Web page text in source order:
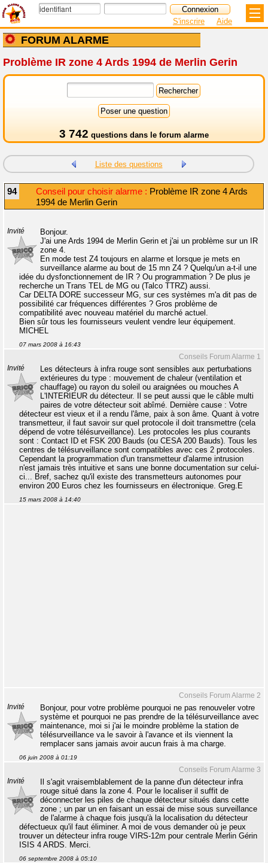
FORUM ALARME
S'inscrire Aide
Problème IR zone 4 Ards 1994 de Merlin Gerin
3 742 questions dans le forum alarme
Liste des questions
94 Conseil pour choisir alarme : Problème IR zone 4 Ards
1994 de Merlin Gerin
Invité
Bonjour.
J'ai une Ards 1994 de Merlin Gerin et j'ai un problème sur un IR
zone 4.
En mode test Z4 toujours en alarme et lorsque je mets en
surveillance alarme au bout de 15 mn Z4 ? Quelqu'un a-t-il une
idée du dysfonctionnement de IR ? Ou programmation ? De plus je
recherche un Trans TEL de MG ou (Talco TTRZ) aussi.
Car DELTA DORE successeur MG, sur ces systèmes m'a dit pas de
possibilité car fréquences différentes ? Gros problème de
compatibilité avec nouveau matériel du marché actuel.
Bien sûr tous les fournisseurs veulent vendre leur équipement.
MICHEL
07 mars 2008 à 16:43
Conseils Forum Alarme 1
Invité
Les détecteurs à infra rouge sont sensibles aux perturbations
extérieures du type : mouvement de chaleur (ventilation et
chauffage) ou rayon du soleil ou araignées ou mouches A
L'INTERIEUR du détecteur. Il se peut aussi que le câble multi
paires de votre détecteur soit abîmé. Dernière cause : Votre
détecteur est vieux et il a rendu l'âme, paix à son âme. Quant à votre
transmetteur, il faut savoir sur quel protocole il doit transmettre (cela
dépend de votre télésurveillance). Les protocoles les plus courants
sont : Contact ID et FSK 200 Bauds (ou CESA 200 Bauds). Tous les
centres de télésurveillance sont compatibles avec ces 2 protocoles.
Cependant la programmation d'un transmetteur d'alarme intrusion
n'est jamais très intuitive et sans une bonne documentation sur celui-
ci... Bref, sachez qu'il existe des transmetteurs autonomes pour
environ 200 Euros chez les fournisseurs en électronique. Greg.E
15 mars 2008 à 14:40
Conseils Forum Alarme 2
Invité
Bonjour, pour votre problème pourquoi ne pas renouveler votre
système et pourquoi ne pas prendre de la télésurveillance avec
maintenance, moi si j'ai le moindre problème la station de
télésurveillance va le savoir à l'avance et ils viennent la
remplacer sans jamais avoir aucun frais à ma charge.
06 juin 2008 à 01:19
Conseils Forum Alarme 3
Invité
Il s'agit vraisemblablement de la panne d'un détecteur infra
rouge situé dans la zone 4. Pour le localiser il suffit de
déconnecter les piles de chaque détecteur situés dans cette
zone ; un par un en faisant un essai de mise sous surveillance
de l'alarme à chaque fois jusqu'à la localisation du détecteur
défectueux qu'il faut éliminer. A moi de vous demander où je peux
trouver un détecteur infra rouge VIRS-12m pour centrale Merlin Gérin
ISIS 4 ARDS. Merci.
06 septembre 2008 à 05:10